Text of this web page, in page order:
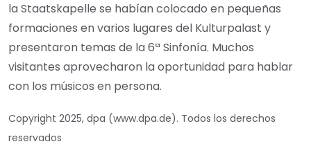
la Staatskapelle se habían colocado en pequeñas
formaciones en varios lugares del Kulturpalast y
presentaron temas de la 6ª Sinfonía. Muchos
visitantes aprovecharon la oportunidad para hablar
con los músicos en persona.
Copyright 2025, dpa (www.dpa.de). Todos los derechos
reservados